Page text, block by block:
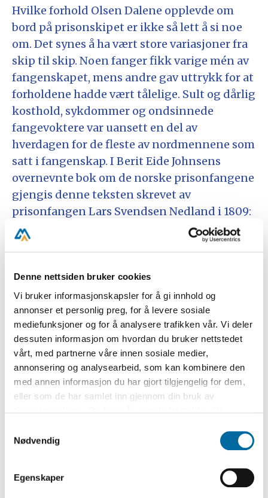
Denne nettsiden bruker cookies
Vi bruker informasjonskapsler for å gi innhold og
annonser et personlig preg, for å levere sosiale
mediefunksjoner og for å analysere trafikken vår. Vi deler
dessuten informasjon om hvordan du bruker nettstedet
vårt, med partnerne våre innen sosiale medier,
annonsering og analysearbeid, som kan kombinere den
med annen informasjon du har gjort tilgjengelig for dem,
eller som de har samlet inn gjennom din bruk av
så endre samtykke og så avvis.
Nødvendig
Egenskaper
Hvilke forhold Olsen Dalene opplevde om
bord på prisonskipet er ikke så lett å si noe
om. Det synes å ha vært store variasjoner fra
skip til skip. Noen fanger fikk varige mén av
fangenskapet, mens andre gav uttrykk for at
forholdene hadde vært tålelige. Sult og dårlig
kosthold, sykdommer og ondsinnede
fangevoktere var uansett en del av
hverdagen for de fleste av nordmennene som
satt i fangenskap. I Berit Eide Johnsens
overnevnte bok om de norske prisonfangene
gjengis denne teksten skrevet av
prisonfangen Lars Svendsen Nedland i 1809:
For inden de Porte af Jern vi gaa,
Fortrængt og forhadt af de engelske Hunde;
At støde og plage er deres Attraa.
Kom kjæreste Venner og saa Alt,
Inden de Sprinkler at gaa: